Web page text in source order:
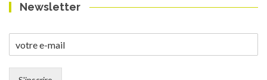
Newsletter